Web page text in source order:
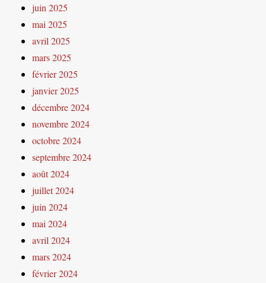
juin 2025
mai 2025
avril 2025
mars 2025
février 2025
janvier 2025
décembre 2024
novembre 2024
octobre 2024
septembre 2024
août 2024
juillet 2024
juin 2024
mai 2024
avril 2024
mars 2024
février 2024